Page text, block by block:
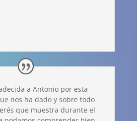
a Antonio por esta
nos ha dado y sobre todo
que muestra durante el